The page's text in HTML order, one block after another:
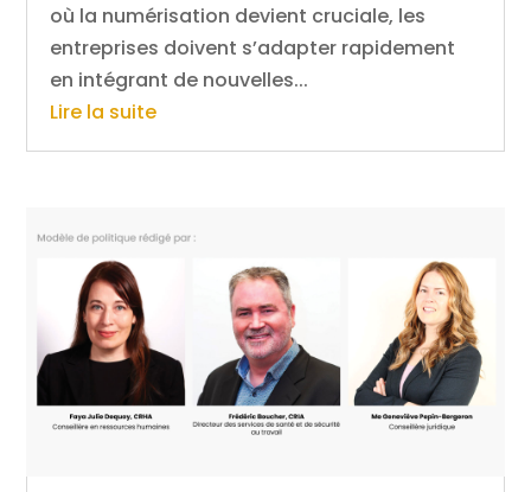
où la numérisation devient cruciale, les
entreprises doivent s’adapter rapidement
en intégrant de nouvelles...
Lire la suite